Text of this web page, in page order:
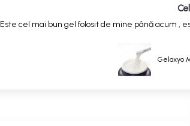
Este cel mai bun gel folosit de mine până acum ,
Gelaxyo